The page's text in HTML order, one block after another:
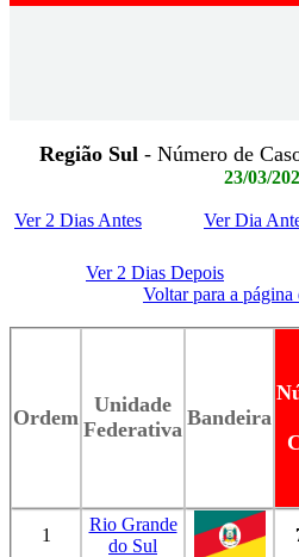
Região Sul- Número de
23/03/
Ver 2 Dias Antes Ver Dia
Ver 2 Dias Depois
Voltar para a
Ordem
Unidade
Federativa Bandeira
1
Rio Grande
do Sul